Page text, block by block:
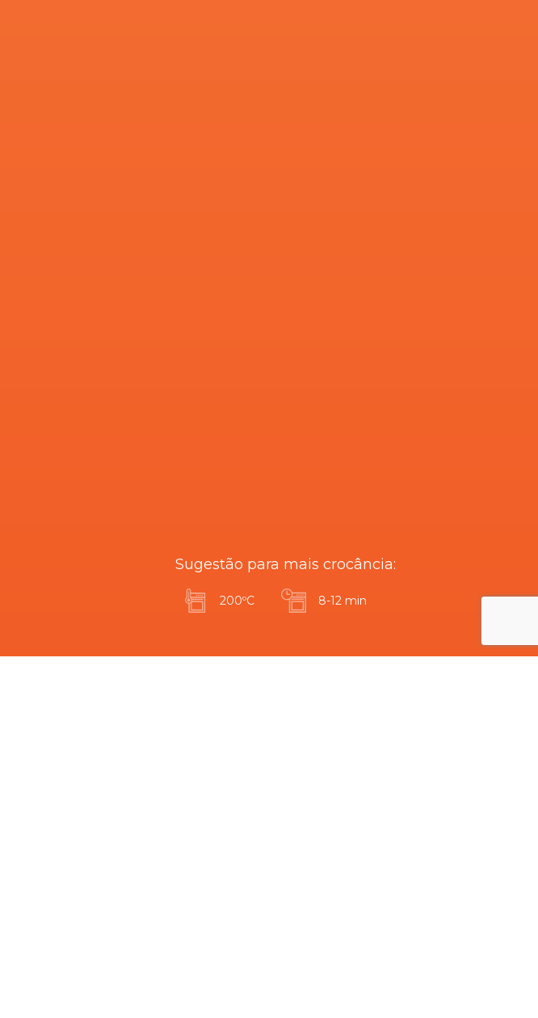
Sugestão para mais crocância:
200ºC 8-12 min